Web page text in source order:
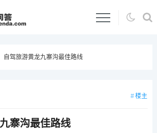
自驾旅游黄龙九寨沟最佳路线
寨沟最佳路线
楼主